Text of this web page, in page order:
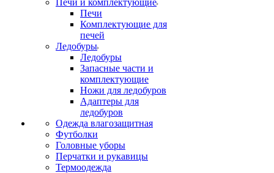
Печи и комплектующие
Печи
Комплектующие для
печей
Ледобуры
Ледобуры
Запасные части и
комплектующие
Ножи для ледобуров
Адаптеры для
ледобуров
Одежда влагозащитная
Футболки
Головные уборы
Перчатки и рукавицы
Термоодежда